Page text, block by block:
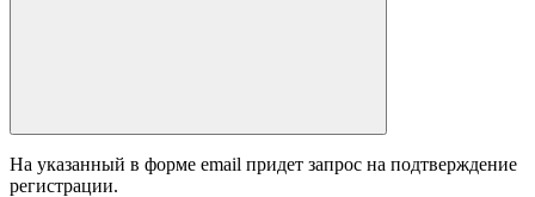
На указанный в форме email придет запрос на подтверждение
регистрации.